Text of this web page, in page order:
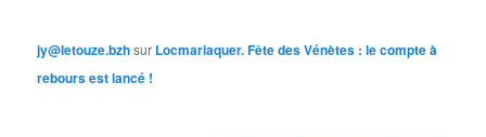
jy@letouze.bzhsur Locmariaquer. Fête des Vénètes : le compte à
rebours est lancé !